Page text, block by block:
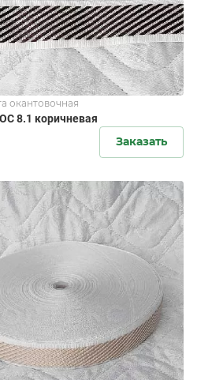
окантовочная
8.1 коричневая
Заказать